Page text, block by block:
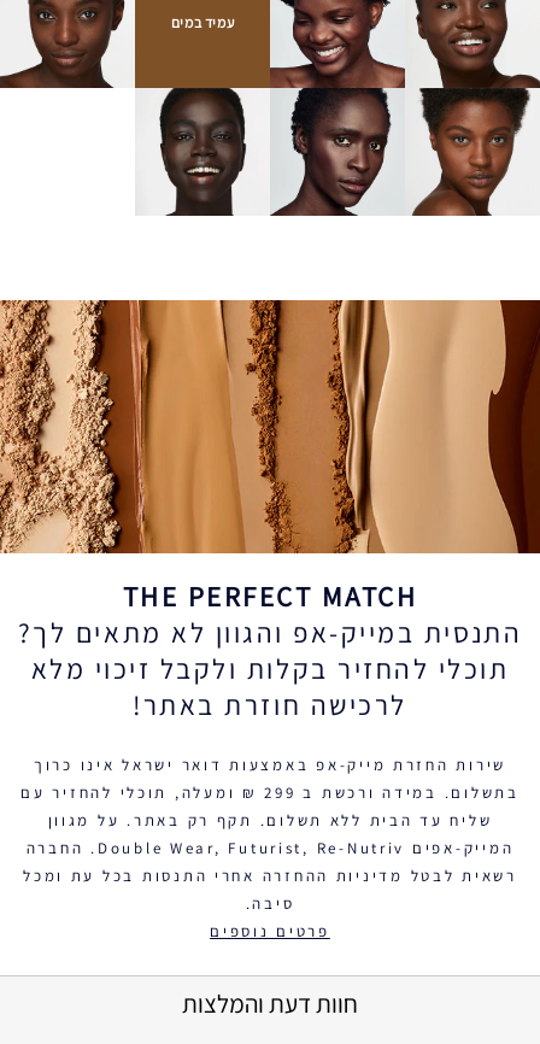
עמיד במים
THE PERFECT MATCH
התנסית במייק-אפ והגוון לא מתאים לך?
תוכלי להחזיר בקלות ולקבל זיכוי מלא
לרכישה חוזרת באתר!
שירות החזרת מייק-אפ באמצעות דואר ישראל אינו כרוך
בתשלום. במידה ורכשת ב 299 ₪ ומעלה, תוכלי להחזיר עם
שליח עד הבית ללא תשלום. תקף רק באתר. על מגוון
המייק-אפים Double Wear, Futurist, Re-Nutriv. החברה
רשאית לבטל מדיניות ההחזרה אחרי התנסות בכל עת ומכל
סיבה.
פרטים נוספים
חוות דעת והמלצות